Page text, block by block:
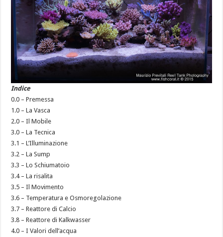
Indice
0.0 – Premessa
1.0 – La Vasca
2.0 – Il Mobile
3.0 – La Tecnica
3.1 – L’Illuminazione
3.2 – La Sump
3.3 – Lo Schiumatoio
3.4 – La risalita
3.5 – Il Movimento
3.6 – Temperatura e Osmoregolazione
3.7 – Reattore di Calcio
3.8 – Reattore di Kalkwasser
4.0 – I Valori dell’acqua